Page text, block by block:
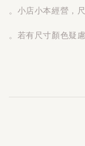
。小店小本經營，
。若有尺寸顏色疑